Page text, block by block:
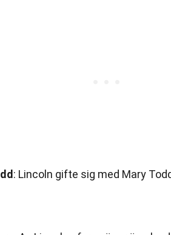
: Lincoln gifte sig med Mary